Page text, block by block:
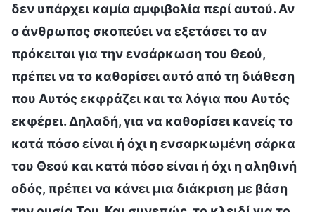
δεν υπάρχει καμία αμφιβολία περί αυτού. Αν
ο άνθρωπος σκοπεύει να εξετάσει το αν
πρόκειται για την ενσάρκωση του Θεού,
πρέπει να το καθορίσει αυτό από τη διάθεση
που Αυτός εκφράζει και τα λόγια που Αυτός
εκφέρει. Δηλαδή, για να καθορίσει κανείς το
κατά πόσο είναι ή όχι η ενσαρκωμένη σάρκα
του Θεού και κατά πόσο είναι ή όχι η αληθινή
οδός, πρέπει να κάνει μια διάκριση με βάση